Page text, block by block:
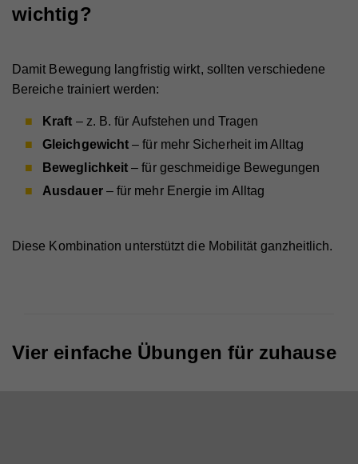
wichtig?
Damit Bewegung langfristig wirkt, sollten verschiedene
Bereiche trainiert werden:
Kraft – z. B. für Aufstehen und Tragen
Gleichgewicht – für mehr Sicherheit im Alltag
Beweglichkeit – für geschmeidige Bewegungen
Ausdauer– für mehr Energie im Alltag
Diese Kombination unterstützt die Mobilität ganzheitlich.
Vier einfache Übungen für zuhause